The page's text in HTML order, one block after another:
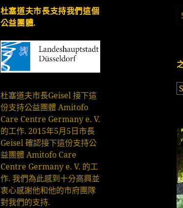
之
杜塞道夫市長支持我們這個
公益團體.
杜塞道夫市長Geisel 接下這
份支持公益團體 Amitofo
Care Centre Germany e. V.
的工作. 2015年5月5日市長
Geisel 確認接下這份支持公
益團體 Amitofo Care
Centre Germany e. V. 的工
作. 我們為此感到十分高興並
衷心感謝他和他的市府團隊
對我們的支持.